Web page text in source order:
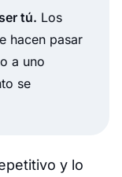
tú. Los
hacen pasar
a uno
se
y lo